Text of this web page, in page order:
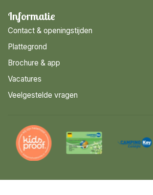
Informatie
Contact & openingstijden
Plattegrond
Brochure & app
Vacatures
Veelgestelde vragen